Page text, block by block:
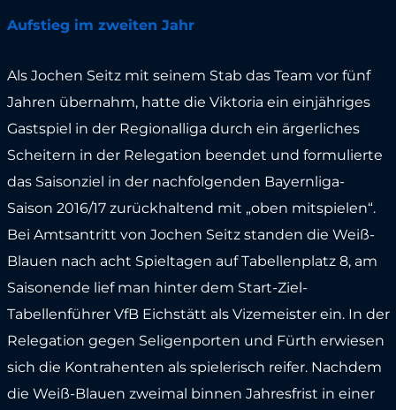
Aufstieg im zweiten Jahr
Als Jochen Seitz mit seinem Stab das Team vor fünf
Jahren übernahm, hatte die Viktoria ein einjähriges
Gastspiel in der Regionalliga durch ein ärgerliches
Scheitern in der Relegation beendet und formulierte
das Saisonziel in der nachfolgenden Bayernliga-
Saison 2016/17 zurückhaltend mit „oben mitspielen“.
Bei Amtsantritt von Jochen Seitz standen die Weiß-
Blauen nach acht Spieltagen auf Tabellenplatz 8, am
Saisonende lief man hinter dem Start-Ziel-
Tabellenführer VfB Eichstätt als Vizemeister ein. In der
Relegation gegen Seligenporten und Fürth erwiesen
sich die Kontrahenten als spielerisch reifer. Nachdem
die Weiß-Blauen zweimal binnen Jahresfrist in einer